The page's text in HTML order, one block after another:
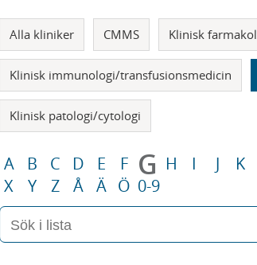
Alla kliniker CMMS Klinisk
Klinisk immunologi/transfusionsmedicin
Klinisk patologi/cytologi
A B C D E F G H I J K
X
Y Z Å Ä Ö 0-9